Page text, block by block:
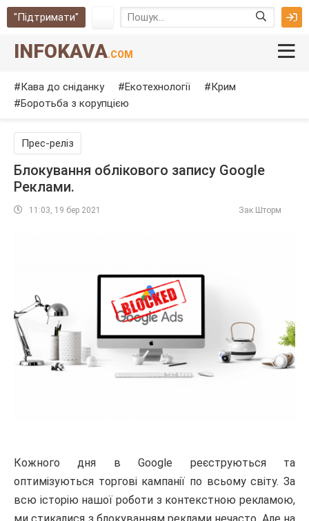
"Підтримати"
INFOKAVA.COM
Кава до сніданку Екотехнології
Крим
Боротьба з корупцією
Прес-реліз
Блокування облікового запису Google
Реклами.
11:03, 19 бер 2021 Зак Шторм
Кожного дня в Google реєструються та
оптимізуються торгові кампанії по всьому світу. За
всю історію нашої роботи з контекстною рекламою,